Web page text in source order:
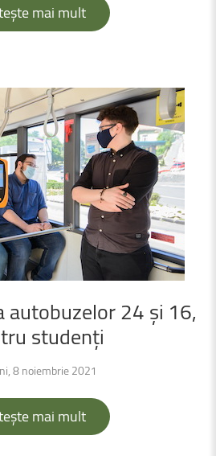
mai mult
autobuzelor24 și 16,
studenți
8 noiembrie 2021
mai mult